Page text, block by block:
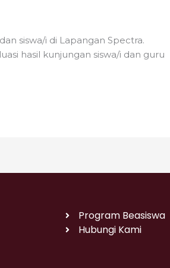
siswa/i di Lapangan Spectra.
hasil kunjungan siswa/i dan guru
Program Beasiswa
Hubungi Kami